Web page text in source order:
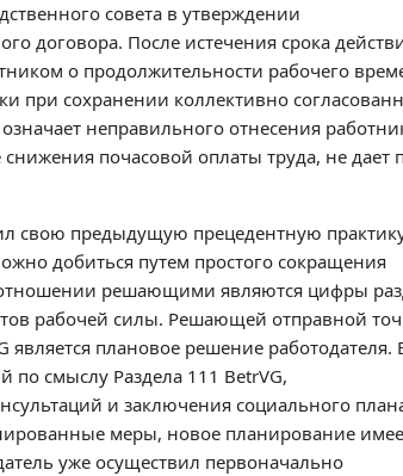
совета в утверждении
договора. После истечения срока
о продолжительности рабочего
при сохранении коллективно
неправильного отнесения
почасовой оплаты труда, не дает
свою предыдущую прецедентную
добиться путем простого сокращения
отношении решающими являются цифры
рабочей силы. Решающей отправной
плановое решение работодателя.
смыслу Раздела 111 BetrVG,
и заключения социального
меры, новое планирование
уже осуществил первоначально